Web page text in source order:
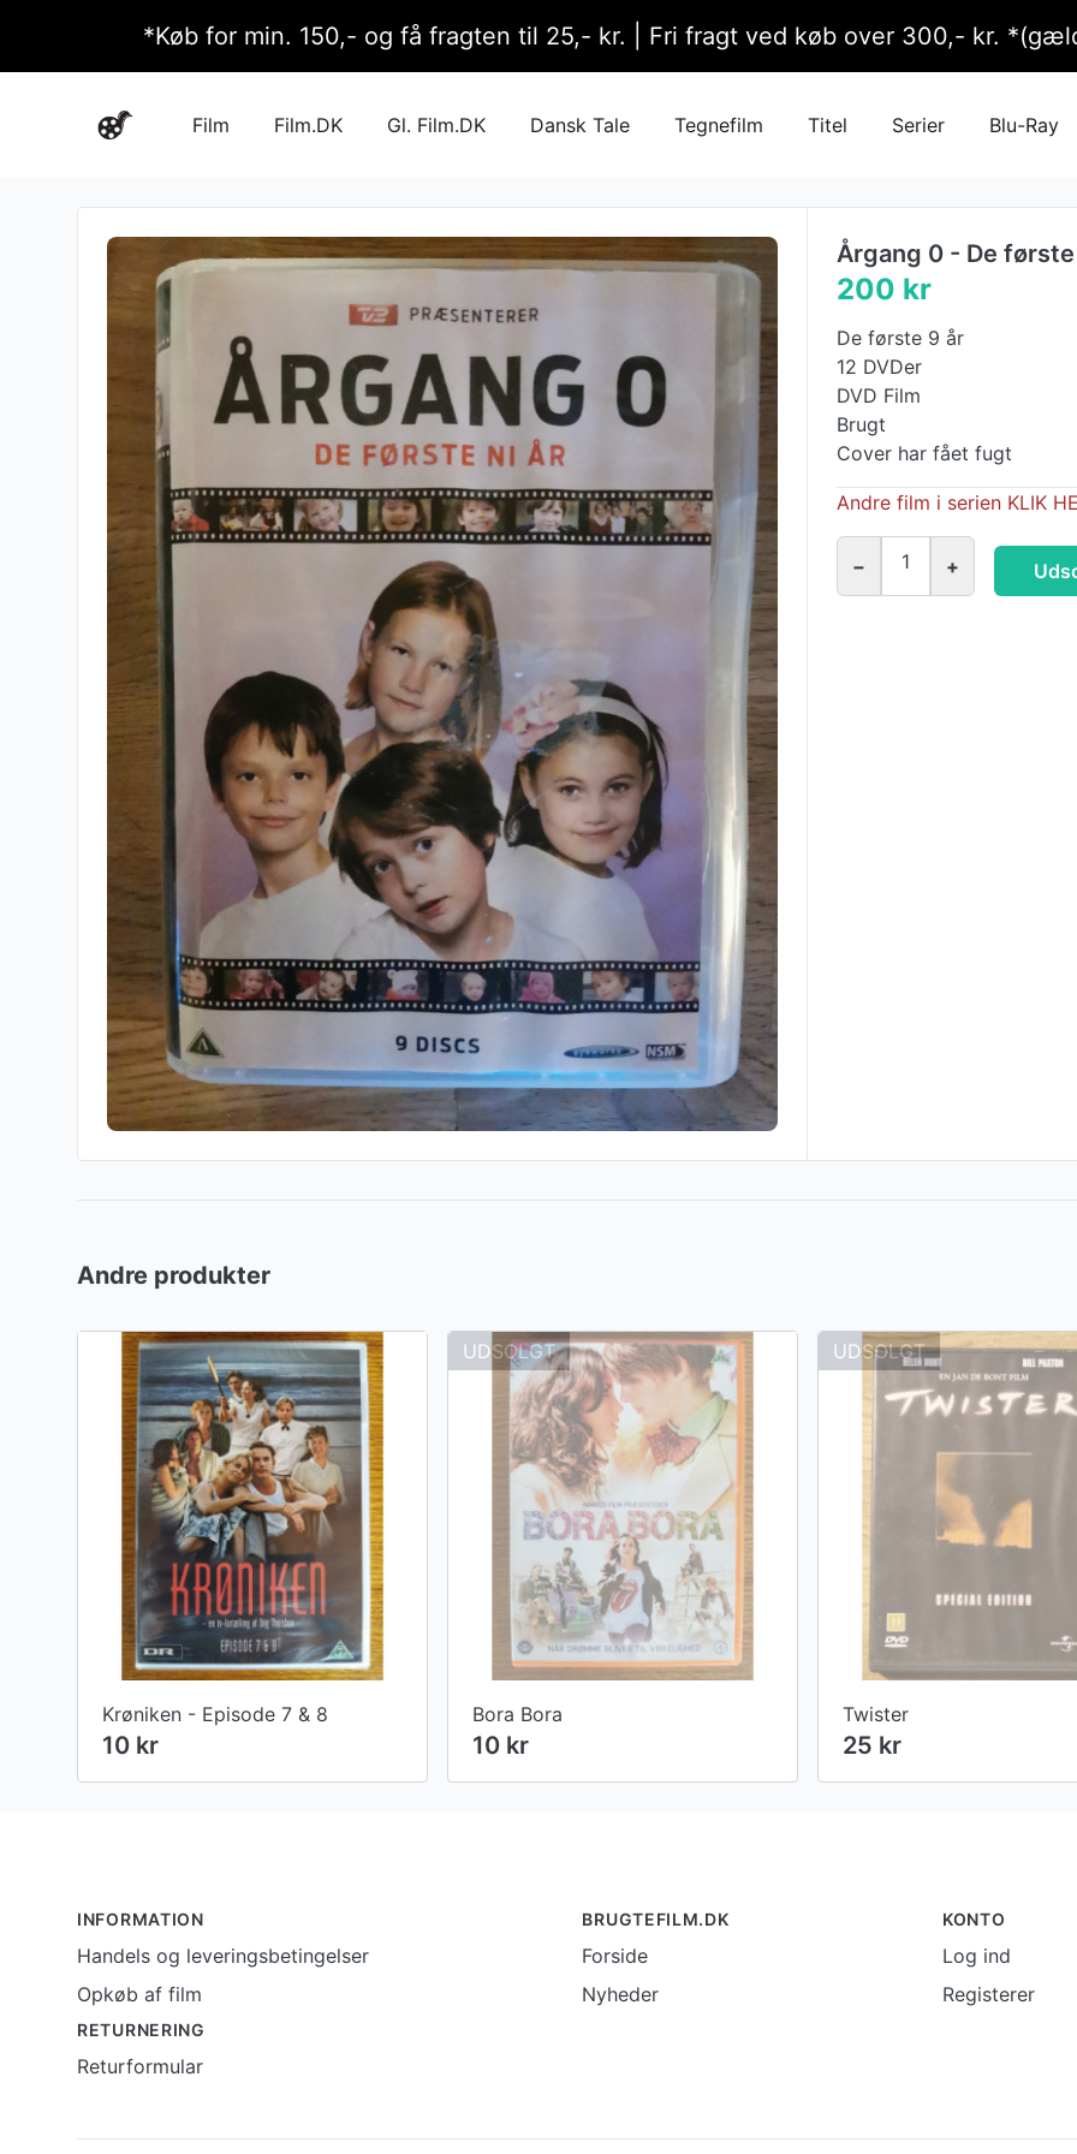
*Køb for min. 150,- og få fragten til 25,- kr. | Fri fragt ved køb over 300,- kr.
Film Film.DK Gl. Film.DK Dansk Tale Tegnefilm Titel Serier Blu-Ray
Årgang 0 - De
200 kr
De første 9 år
12 DVDer
DVD Film
Brugt
Cover har fået fugt
Andre film i serien KLIK
− 1 +
Andre produkter
Krøniken - Episode 7 & 8
10 kr
UDSOLGT
Bora Bora
10 kr
UDSOLGT
Twister
25 kr
INFORMATION
Handels og leveringsbetingelser
Opkøb af film
RETURNERING
Returformular
BRUGTEFILM.DK
Forside
Nyheder
KONTO
Log ind
Registerer